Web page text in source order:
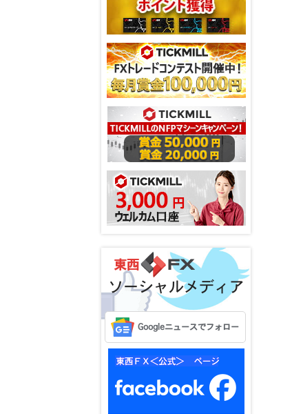
ソーシャルメディア
Googleニュースでフォロー